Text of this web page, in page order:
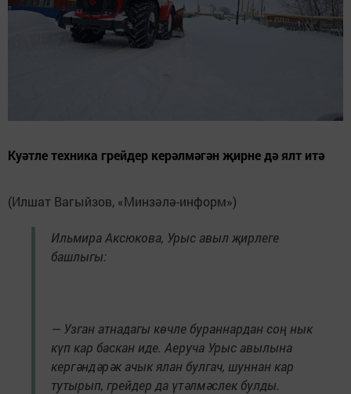
Куәтле техника грейдер керәлмәгән җирне дә ялт итә
(Илшат Вагыйзов, «Минзәлә-информ»)
Ильмира Аксюкова, Урыс авыл җирлеге
башлыгы:
— Узган атнадагы көчле бураннардан соң нык
күп кар баскан иде. Аеруча Урыс авылына
кергәндәрәк ачык ялан булгач, шуннан кар
тутырып, грейдер да үтәлмәслек булды.